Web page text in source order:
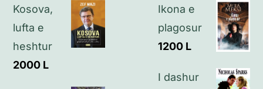
Politikat e privatësisë
Kosova,
lufta e
heshtur
2000 L
Ikona e
plagosur
1200 L
I dashur